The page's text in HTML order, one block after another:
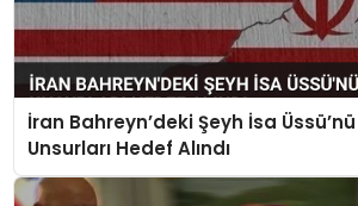
İran Bahreyn’deki Şeyh İsa
Unsurları Hedef Alındı